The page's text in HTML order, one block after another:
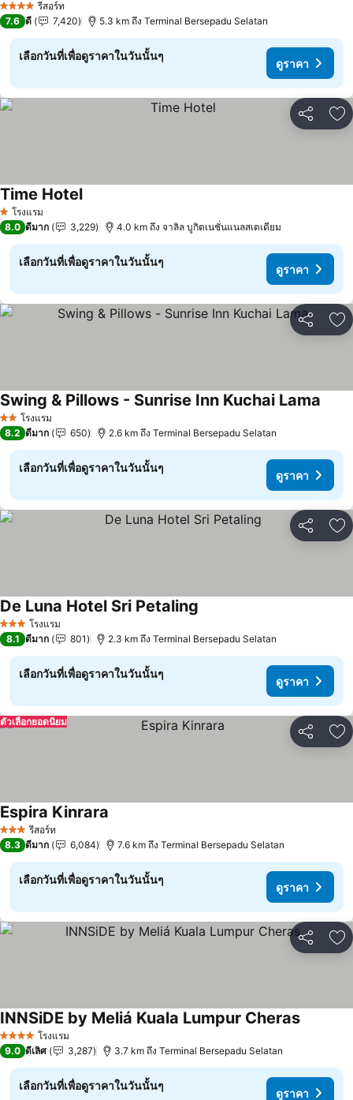
4 ดาว รีสอร์ท
7.6 ดี 7,420 5.3 km ถึง Terminal Bersepadu Selatan
เลือกวันที่เพื่อดูราคาในวันนั้นๆ
ดูราคา
แชร์ เ
1 ดาวโรงแรม
Time Hotelดูราคา
8.0 ดีมาก 3,229 4.0 km ถึง จาลิล บูกิตเนชั่นแนลสเตเดียม
เลือกวันที่เพื่อดูราคาในวันนั้นๆ
ดูราคา
แชร์ เ
2 ดาวโรงแรม
Swing & Pillows - Sunrise Inn Kuchai Lama
8.2 ดีมาก 650 2.6 km ถึง Terminal Bersepadu Selatan
เลือกวันที่เพื่อดูราคาในวันนั้นๆ
ดูราคา
แชร์ เ
3 ดาว โรงแรม
De Luna Hotel Sri Petaling
8.1 ดีมาก 801 2.3 km ถึง Terminal Bersepadu Selatan
เลือกวันที่เพื่อดูราคาในวันนั้นๆ
ดูราคา
แชร์ เ
ตัวเลือกยอดนิยม
3 ดาว รีสอร์ท
Espira Kinrara
8.3 ดีมาก 6,084 7.6 km ถึง Terminal Bersepadu Selatan
เลือกวันที่เพื่อดูราคาในวันนั้นๆ
ดูราคา
แชร์ เ
4 ดาว โรงแรม
INNSiDE by Meliá Kuala Lumpur Cherasดูราคา
9.0 ดีเลิศ 3,287 3.7 km ถึง Terminal Bersepadu Selatan
เลือกวันที่เพื่อดูราคาในวันนั้นๆ
ดูราคา